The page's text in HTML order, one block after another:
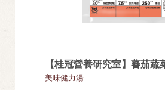
【桂冠營養研究室】蕃茄蔬
美味健力湯